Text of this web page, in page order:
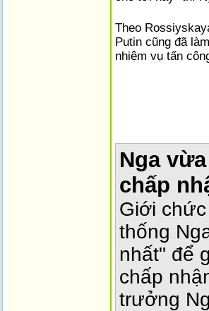
Theo
Putin cũng đã
nhiệm vụ tấn
Nga
chấp
Giới
thống
nhất" để
chấp
trưởng